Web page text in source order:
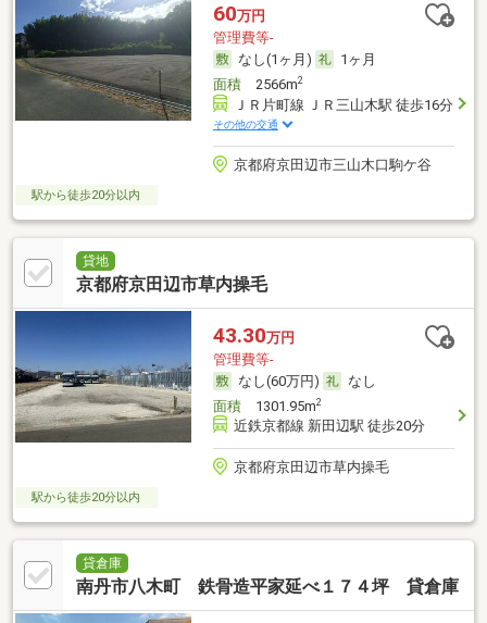
60万円
管理費等-
なし(1ヶ月)
1ヶ月
面積2566m2
ＪＲ片町線 ＪＲ三山木駅 徒歩16分
その他の交通
京都府京田辺市三山木口駒ケ谷
駅から徒歩20分以内
貸地
京都府京田辺市草内操毛
43.30万円
管理費等-
なし(60万円)
なし
面積1301.95m2
近鉄京都線 新田辺駅 徒歩20分
京都府京田辺市草内操毛
駅から徒歩20分以内
貸倉庫
南丹市八木町 鉄骨造平家延べ１７４坪 貸倉庫